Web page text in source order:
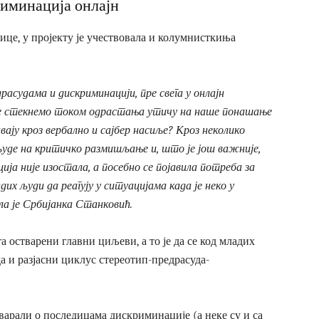
онлајн
у пројекту је учествовала и колумнисткиња
и дискриминацији, пре свега у онлајн
стекнемо током одрастања утичу на наше понашање
кроз вербално и сајбер насиље? Кроз неколико
на критичко размишљање и, што је још важније,
није изостала, а посебно се појавила потреба за
људи да реагују у ситуацијама када је неко у
је Србијанка Станковић.
остварени главни циљеви, а то је да се код младих
и разјасни циклус стереотип-предрасуда-
о последицама дискриминације (а неке су и са